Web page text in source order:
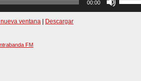
00:00
las
teclas
ventana Descargar
FM